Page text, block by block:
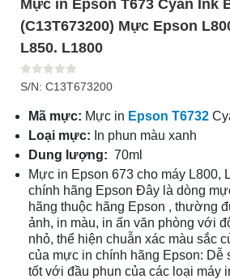
Mực in Epson T673 Cyan Ink
(C13T673200) Mực Epson
L850. L1800
S/N: C13T673200
Mã mực: Mực in Epson T6732
Loại mực: In phun màu xanh
Dung lượng: 70ml
Mực in Epson 673 cho máy L800,
chính hãng Epson Đây là dòng
hãng thuộc hãng Epson , thường
ảnh, in màu, in ấn văn phòng với
nhỏ, thể hiện chuẫn xác màu sắc
của mực in chính hãng Epson: Dễ
tốt với đầu phun của các loại máy